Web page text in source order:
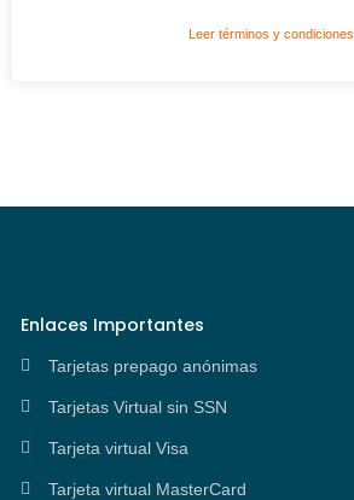
Leer términos y condiciones
Enlaces Importantes
Tarjetas prepago anónimas
Tarjetas Virtual sin SSN
Tarjeta virtual Visa
Tarjeta virtual MasterCard